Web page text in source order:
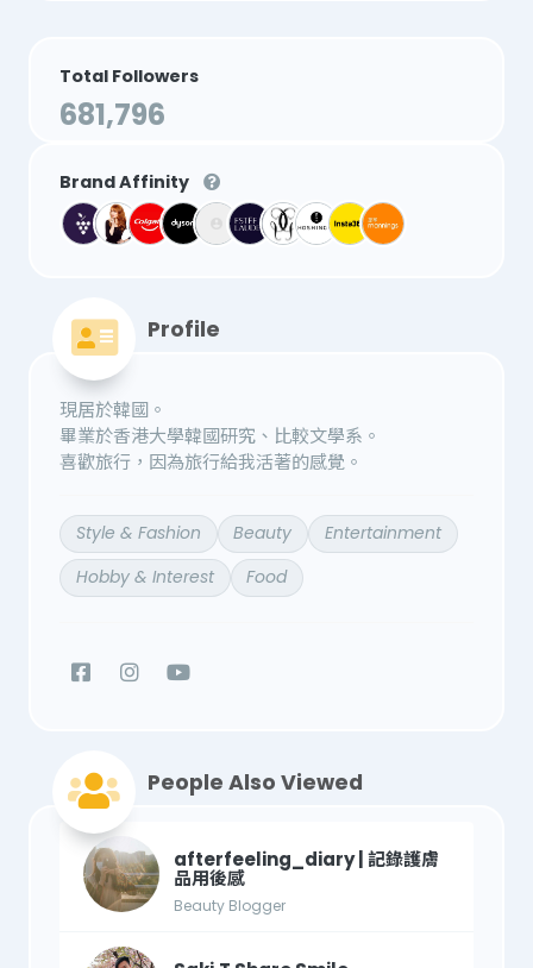
Total Followers
681,796
Brand Affinity
Profile
現居於韓國。
畢業於香港大學韓國研究、比較文學系。
喜歡旅行，因為旅行給我活著的感覺。
Style & Fashion Beauty
Entertainment
Hobby & Interest
Food
People Also Viewed
afterfeeling_diary | 記錄護膚
品用後感
Beauty Blogger